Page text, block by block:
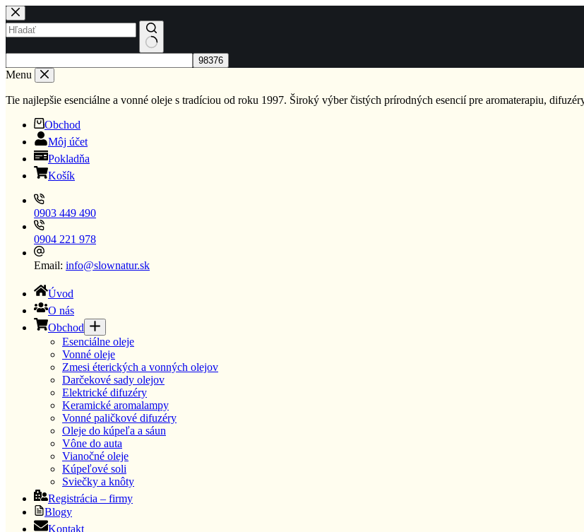
Skip
to
content
results
Menu
Tie najlepšie esenciálne a vonné oleje s tradíciou od roku 1997. Široký výber čistých prírodných esencií pre aromaterapiu,
Obchod
Môj účet
Pokladňa
Košík
0903 449 490
0904 221 978
Email: info@slownatur.sk
Úvod
O nás
Obchod
Esenciálne oleje
Vonné oleje
Zmesi éterických a vonných olejov
Darčekové sady olejov
Elektrické difuzéry
Keramické aromalampy
Vonné paličkové difuzéry
Oleje do kúpeľa a sáun
Vône do auta
Vianočné oleje
Kúpeľové soli
Sviečky a knôty
Registrácia – firmy
Blogy
Kontakt